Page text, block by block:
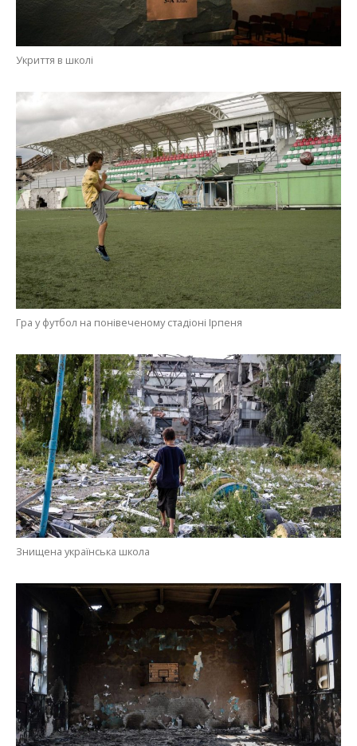
Укриття в школі
Гра у футбол на понівеченому стадіоні Ірпеня
Знищена українська школа